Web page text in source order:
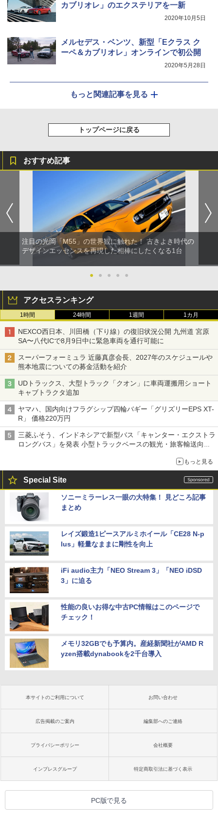
カブリオレ」のエクステリアを一新
2020年10月5日
メルセデス・ベンツ、新型「Eクラス ク
ーペ＆カブリオレ」オンラインで初公開
2020年5月28日
もっと関連記事を見る
トップページに戻る
おすすめ記事
注目の光岡「M55」の世界観に触れた！ 古きよき時代の
デザインエッセンスを再現した相棒にしたくなる1台
● ● ● ● ●
アクセスランキング
1時間 24時間 1週間 1カ月
NEXCO西日本、川田橋（下り線）の復旧状況公開 九州道 宮原
SA〜八代ICで8月9日中に緊急車両を通行可能に
スーパーフォーミュラ 近藤真彦会長、2027年のスケジュールや
熊本地震についての募金活動を紹介
UDトラックス、大型トラック「クオン」に車両運搬用ショート
キャブトラクタ追加
ヤマハ、国内向けフラグシップ四輪バギー「グリズリーEPS XT-
R」 価格220万円
三菱ふそう、インドネシアで新型バス「キャンター・エクストラ
ロングバス」を発表 小型トラックベースの観光・旅客輸送向け
もっと見る
Special Site
ソニーミラーレス一眼の大特集！ 見どころ記事
まとめ
レイズ鍛造1ピースアルミホイール「CE28 N-p
lus」軽量なままに剛性を向上
iFi audio主力「NEO Stream 3」「NEO iDSD
3」に迫る
性能の良いお得な中古PC情報はこのページで
チェック！
メモリ32GBでも予算内。産経新聞社がAMD R
yzen搭載dynabookを2千台導入
本サイトのご利用について お問い合わせ
広告掲載のご案内 編集部へのご連絡
プライバシーポリシー 会社概要
インプレスグループ 特定商取引法に基づく表示
PC版で見る